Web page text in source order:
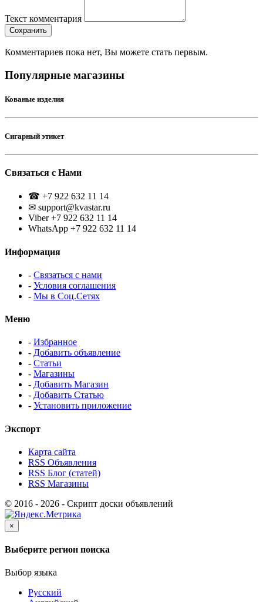
Текст комментария
Сохранить
Комментариев пока нет, Вы можете стать первым.
Популярные магазины
Кованые изделия
Сигарный этикет
Связаться с Нами
☎ +7 922 632 11 14
✉ support@kvastar.ru
Viber +7 922 632 11 14
WhatsApp +7 922 632 11 14
Информация
- Связаться с нами
- Условия соглашения
- Мы в Соц.Сетях
Меню
- Избранное
- Добавить объявление
- Статьи
- Магазины
- Добавить Магазин
- Добавить Статью
- Установить приложение
Экспорт
Карта сайта
RSS Объявления
RSS Блог (статей)
RSS Магазины
© 2016 - 2026 - Скрипт доски объявлений
×
Выберите регион поиска
Выбор языка
Русский